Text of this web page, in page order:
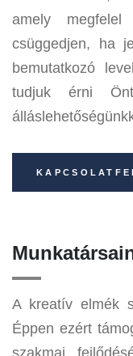
amely
csüggedjen, ha
bemutatkozó
tudjuk érni
A kreatív elmék
Éppen ezért
szakmai